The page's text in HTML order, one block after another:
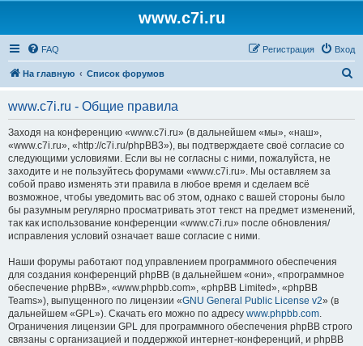
www.c7i.ru
FAQ Вход
Регистрация
На главную Список форумов
www.c7i.ru - Общие правила
Заходя на конференцию «www.c7i.ru» (в дальнейшем «мы», «наш»,
«www.c7i.ru», «http://c7i.ru/phpBB3»), вы подтверждаете своё согласие со
следующими условиями. Если вы не согласны с ними, пожалуйста, не
заходите и не пользуйтесь форумами «www.c7i.ru». Мы оставляем за
собой право изменять эти правила в любое время и сделаем всё
возможное, чтобы уведомить вас об этом, однако с вашей стороны было
бы разумным регулярно просматривать этот текст на предмет изменений,
так как использование конференции «www.c7i.ru» после обновления/
исправления условий означает ваше согласие с ними.
Наши форумы работают под управлением программного обеспечения
для создания конференций phpBB (в дальнейшем «они», «программное
обеспечение phpBB», «www.phpbb.com», «phpBB Limited», «phpBB
Teams»), выпущенного по лицензии «GNU General Public License v2» (в
дальнейшем «GPL»). Скачать его можно по адресу www.phpbb.com.
Ограничения лицензии GPL для программного обеспечения phpBB строго
связаны с организацией и поддержкой интернет-конференций, и phpBB